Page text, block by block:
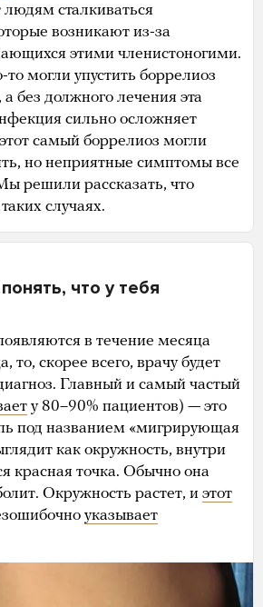
сталкиваться
возникают из-за
этими членистоногими.
могли упустить боррелиоз
без должного лечения эта
сильно осложняет
самый боррелиоз могли
но неприятные симптомы все
решили рассказать, что
случаях.
что у тебя
в течение месяца
то, скорее всего, врачу будет
Главный и самый частый
у 80–90% пациентов) — это
под названием «мигрирующая
как окружность, внутри
красная точка. Обычно она
Окружность растет, и этот
указывает